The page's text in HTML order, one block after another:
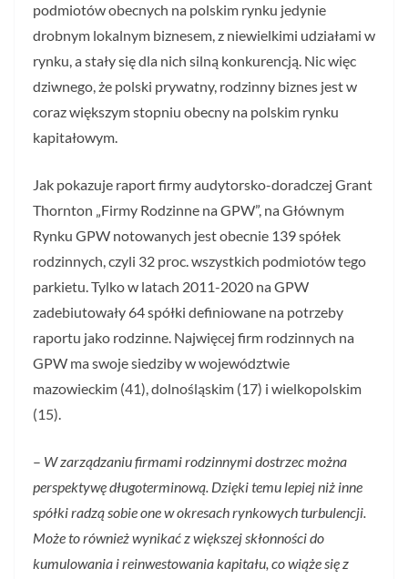
podmiotów obecnych na polskim rynku jedynie
drobnym lokalnym biznesem, z niewielkimi udziałami w
rynku, a stały się dla nich silną konkurencją. Nic więc
dziwnego, że polski prywatny, rodzinny biznes jest w
coraz większym stopniu obecny na polskim rynku
kapitałowym.
Jak pokazuje raport firmy audytorsko-doradczej Grant
Thornton „Firmy Rodzinne na GPW”, na Głównym
Rynku GPW notowanych jest obecnie 139 spółek
rodzinnych, czyli 32 proc. wszystkich podmiotów tego
parkietu. Tylko w latach 2011-2020 na GPW
zadebiutowały 64 spółki definiowane na potrzeby
raportu jako rodzinne. Najwięcej firm rodzinnych na
GPW ma swoje siedziby w województwie
mazowieckim (41), dolnośląskim (17) i wielkopolskim
(15).
– W zarządzaniu firmami rodzinnymi dostrzec można
perspektywę długoterminową. Dzięki temu lepiej niż inne
spółki radzą sobie one w okresach rynkowych turbulencji.
Może to również wynikać z większej skłonności do
kumulowania i reinwestowania kapitału, co wiąże się z